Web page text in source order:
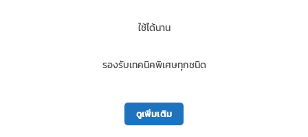
ใช้ได้นาน
รองรับเทคนิคพิเศษทุกชนิด
ดูเพิ่มเติม